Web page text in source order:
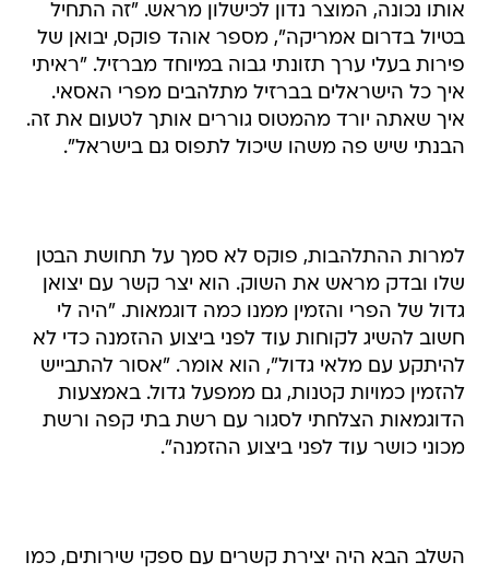
אותו נכונה, המוצר נדון לכישלון מראש. "זה התחיל
בטיול בדרום אמריקה", מספר אוהד פוקס, יבואן של
פירות בעלי ערך תזונתי גבוה במיוחד מברזיל. "ראיתי
איך כל הישראלים בברזיל מתלהבים מפרי האסאי.
איך שאתה יורד מהמטוס גוררים אותך לטעום את זה.
הבנתי שיש פה משהו שיכול לתפוס גם בישראל".
למרות ההתלהבות, פוקס לא סמך על תחושת הבטן
שלו ובדק מראש את השוק. הוא יצר קשר עם יצואן
גדול של הפרי והזמין ממנו כמה דוגמאות. "היה לי
חשוב להשיג לקוחות עוד לפני ביצוע ההזמנה כדי לא
להיתקע עם מלאי גדול", הוא אומר. "אסור להתבייש
להזמין כמויות קטנות, גם ממפעל גדול. באמצעות
הדוגמאות הצלחתי לסגור עם רשת בתי קפה ורשת
מכוני כושר עוד לפני ביצוע ההזמנה".
השלב הבא היה יצירת קשרים עם ספקי שירותים, כמו